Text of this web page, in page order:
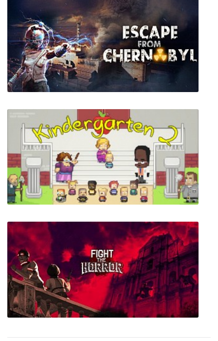
LEGO Batman 2 DC Super Heroes
Escape from Chernobyl
Kindergarten 2